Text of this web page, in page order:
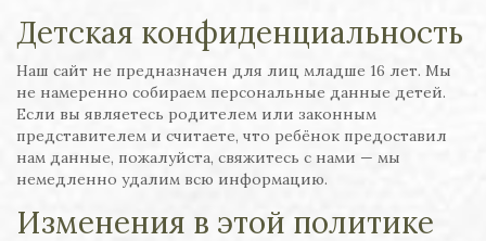
Детская конфиденциальность
Наш сайт не предназначен для лиц младше 16 лет. Мы
не намеренно собираем персональные данные детей.
Если вы являетесь родителем или законным
представителем и считаете, что ребёнок предоставил
нам данные, пожалуйста, свяжитесь с нами — мы
немедленно удалим всю информацию.
Изменения в этой политике